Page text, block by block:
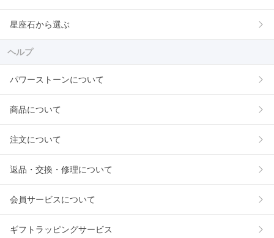
星座石から選ぶ
ヘルプ
パワーストーンについて
商品について
注文について
返品・交換・修理について
会員サービスについて
ギフトラッピングサービス